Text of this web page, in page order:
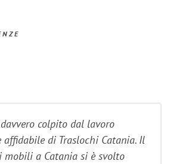
colpito dal lavoro
affidabile di Traslochi Catania. Il
mobili a Catania si è svolto